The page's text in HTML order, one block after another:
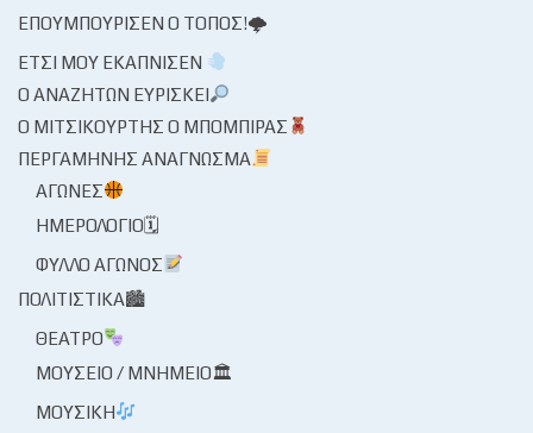
ΕΠΟΥΜΠΟΎΡΙΣΕΝ Ο ΤΌΠΟΣ!🌩
ΈΤΣΙ ΜΟΥ ΕΚΆΠΝΙΣΕΝ
Ο ΑΝΑΖΗΤΏΝ ΕΥΡΊΣΚΕΙ
Ο ΜΙΤΣΙΚΟΥΡΤΉΣ Ο ΜΠΌΜΠΙΡΑΣ
ΠΕΡΓΑΜΗΝΉΣ ΑΝΆΓΝΩΣΜΑ
ΑΓΏΝΕΣ
ΗΜΕΡΟΛΌΓΙΟ🗓
ΦΎΛΛΟ ΑΓΏΝΟΣ
ΠΟΛΙΤΙΣΤΙΚΆ🏙
ΘΈΑΤΡΟ
ΜΟΥΣΕΊΟ / ΜΝΗΜΕΊΟ🏛
ΜΟΥΣΙΚΉ